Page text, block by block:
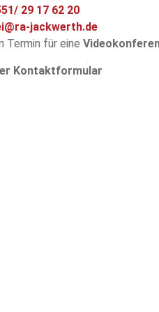
29 17 62 20
jackwerth.de
Termin für eine
Kontaktformular